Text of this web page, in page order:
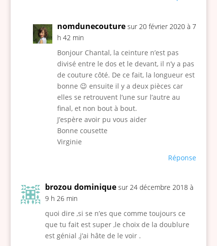
nomdunecouture sur 20 février 2020 à 7
h 42 min
Bonjour Chantal, la ceinture n’est pas
divisé entre le dos et le devant, il n’y a pas
de couture côté. De ce fait, la longueur est
bonne 😉 ensuite il y a deux pièces car
elles se retrouvent l’une sur l’autre au
final, et non bout à bout.
J’espère avoir pu vous aider
Bonne cousette
Virginie
Réponse
brozou dominique sur 24 décembre 2018 à
9 h 26 min
quoi dire ,si se n’es que comme toujours ce
que tu fait est super ,le choix de la doublure
est génial ,j’ai hâte de le voir .